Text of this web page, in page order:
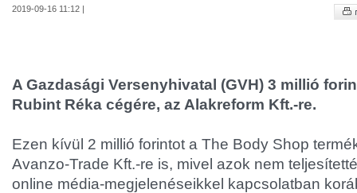
2019-09-16 11:12 |
A Gazdasági Versenyhivatal (GVH) 3 millió
Rubint Réka cégére, az Alakreform Kft.-re.
Ezen kívül 2 millió forintot a The Body Shop
Avanzo-Trade Kft.-re is, mivel azok nem
online média-megjelenéseikkel kapcsolatban